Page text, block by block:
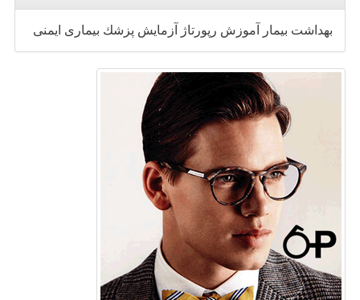
بهداشت بیمار آموزش رپورتاژ آزمایش پزشك بیماری ایمنی